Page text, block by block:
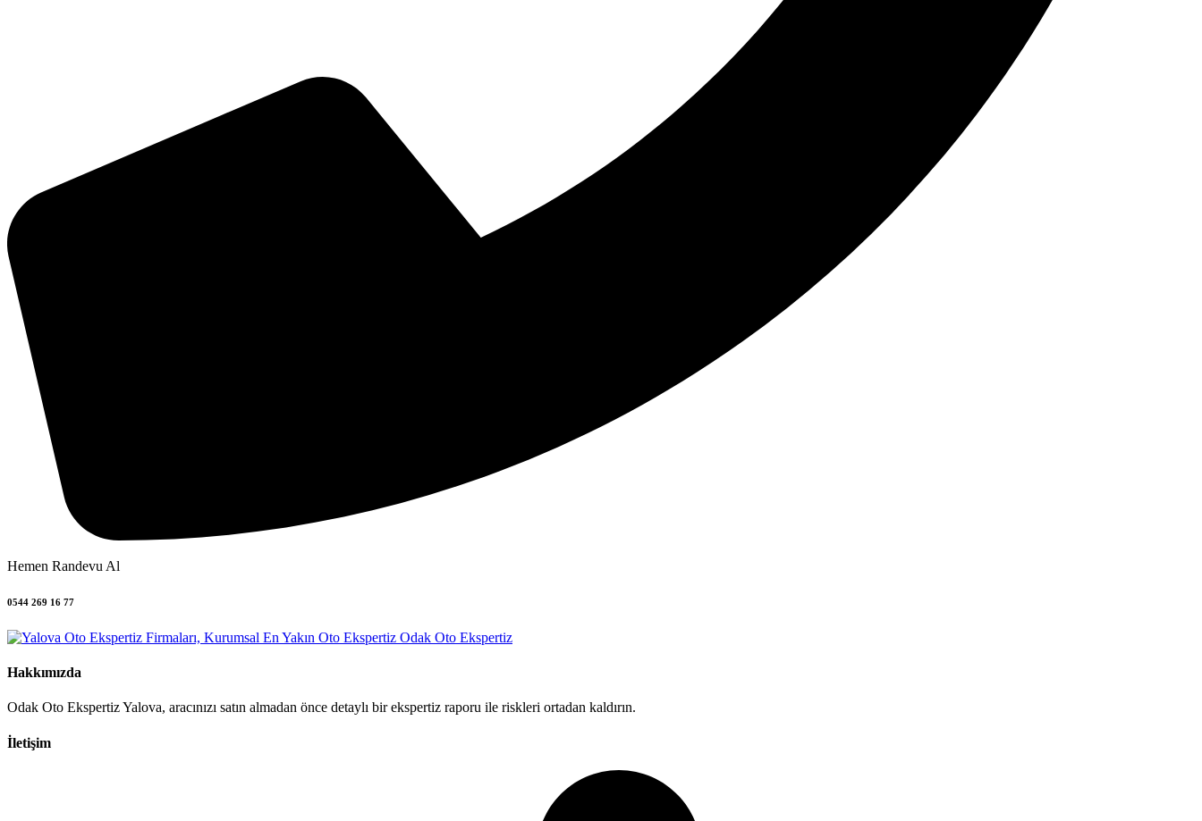
Hemen Randevu Al
0544 269 16 77
Hakkımızda
Odak Oto Ekspertiz Yalova, aracınızı satın almadan önce detaylı bir ekspertiz raporu ile riskleri ortadan kaldırın.
İletişim